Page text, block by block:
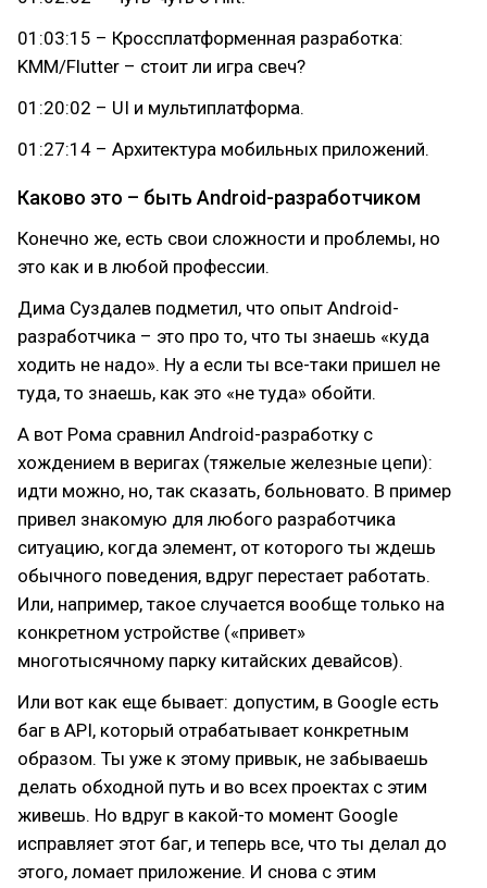
01:03:15 – Кроссплатформенная разработка:
KMM/Flutter – стоит ли игра свеч?
01:20:02 – UI и мультиплатформа.
01:27:14 – Архитектура мобильных приложений.
Каково это – быть Android-разработчиком
Конечно же, есть свои сложности и проблемы, но
это как и в любой профессии.
Дима Суздалев подметил, что опыт Android-
разработчика – это про то, что ты знаешь «куда
ходить не надо». Ну а если ты все-таки пришел не
туда, то знаешь, как это «не туда» обойти.
А вот Рома сравнил Android-разработку с
хождением в веригах (тяжелые железные цепи):
идти можно, но, так сказать, больновато. В пример
привел знакомую для любого разработчика
ситуацию, когда элемент, от которого ты ждешь
обычного поведения, вдруг перестает работать.
Или, например, такое случается вообще только на
конкретном устройстве («привет»
многотысячному парку китайских девайсов).
Или вот как еще бывает: допустим, в Google есть
баг в API, который отрабатывает конкретным
образом. Ты уже к этому привык, не забываешь
делать обходной путь и во всех проектах с этим
живешь. Но вдруг в какой-то момент Google
исправляет этот баг, и теперь все, что ты делал до
этого, ломает приложение. И снова с этим